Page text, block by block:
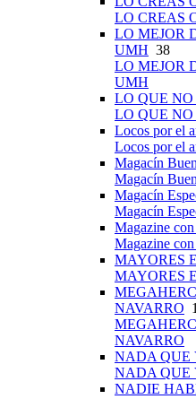
LO CREAS
LO MEJOR
UMH 38
LO MEJOR
UMH
LO QUE
LO QUE
Locos por el
Locos por el
Magacín
Magacín
Magacín
Magacín
Magazine
Magazine
MAYORES
MAYORES
NAVARRO 1
NAVARRO
NADA QUE
NADA QUE
NADIE